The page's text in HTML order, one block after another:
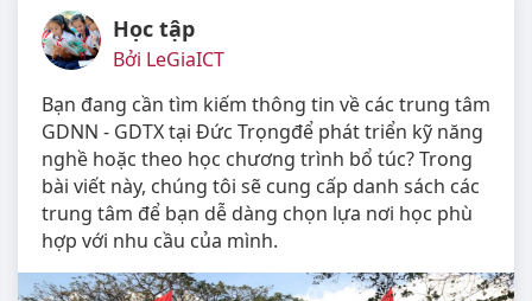
Học tập
Bởi LeGiaICT
Bạn đang cần tìm kiếm thông tin về các trung tâm
GDNN - GDTX tại Đức Trọngđể phát triển kỹ năng
nghề hoặc theo học chương trình bổ túc? Trong
bài viết này, chúng tôi sẽ cung cấp danh sách các
trung tâm để bạn dễ dàng chọn lựa nơi học phù
hợp với nhu cầu của mình.